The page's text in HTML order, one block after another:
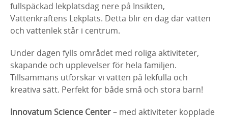
fullspäckad lekplatsdag nere på Insikten,
Vattenkraftens Lekplats. Detta blir en dag där vatten
och vattenlek står i centrum.
Under dagen fylls området med roliga aktiviteter,
skapande och upplevelser för hela familjen.
Tillsammans utforskar vi vatten på lekfulla och
kreativa sätt. Perfekt för både små och stora barn!
Innovatum Science Center– med aktiviteter kopplade